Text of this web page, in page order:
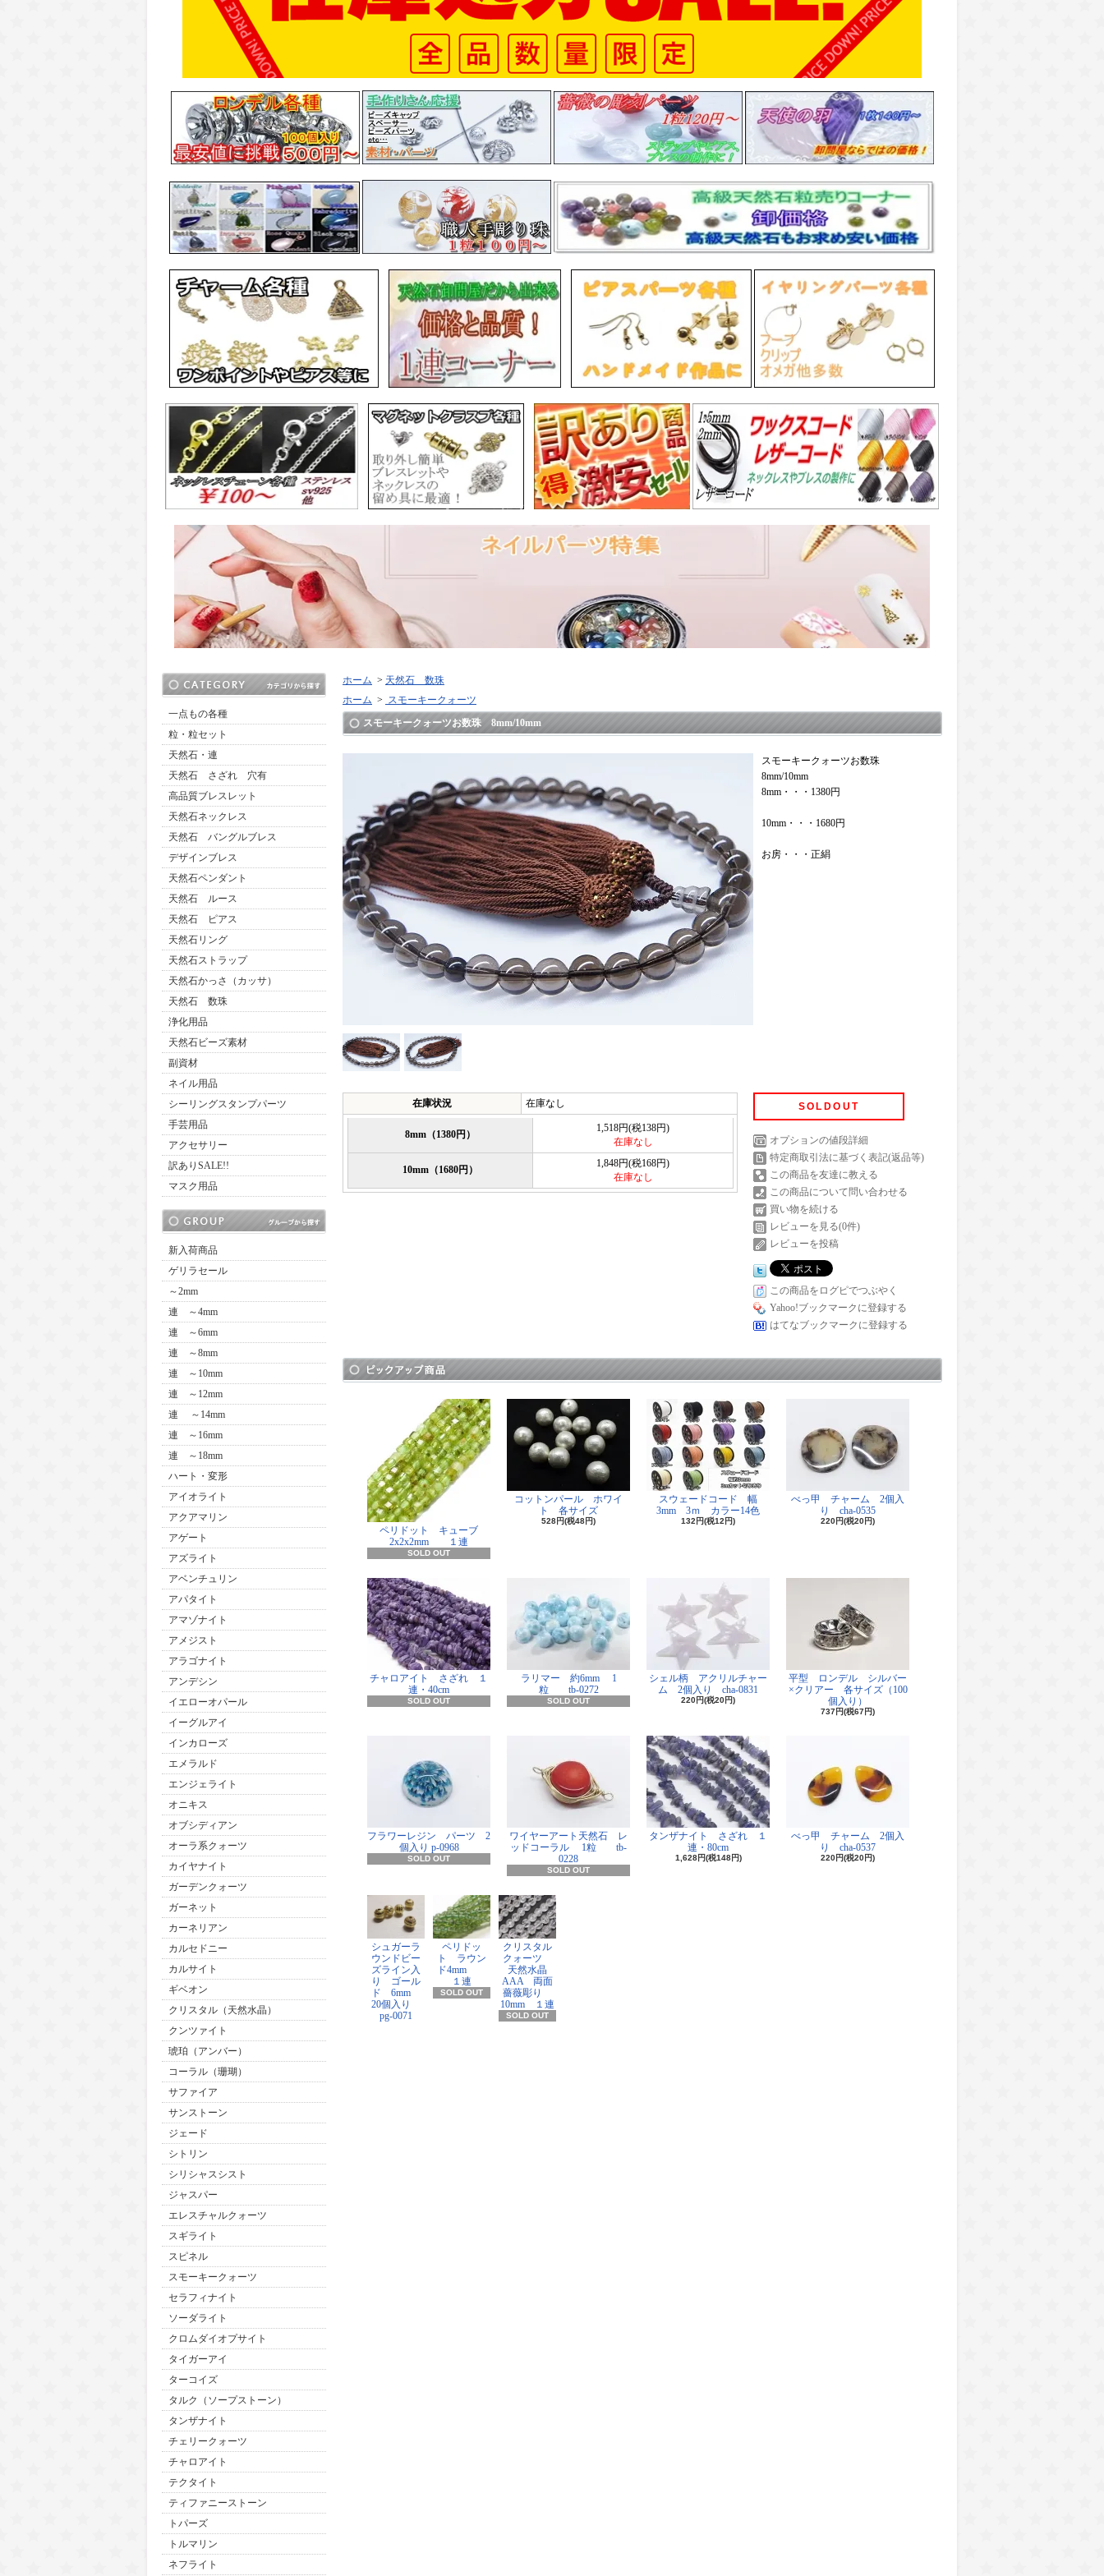
一点もの各種
粒・粒セット
天然石・連
天然石 さざれ 穴有
高品質ブレスレット
天然石ネックレス
天然石 バングルブレス
デザインブレス
天然石ペンダント
天然石 ルース
天然石 ピアス
天然石リング
天然石ストラップ
天然石かっさ（カッサ）
天然石 数珠
浄化用品
天然石ビーズ素材
副資材
ネイル用品
シーリングスタンプパーツ
手芸用品
アクセサリー
訳ありSALE!!
マスク用品
新入荷商品
ゲリラセール
～2mm
連 ～4mm
連 ～6mm
連 ～8mm
連 ～10mm
連 ～12mm
連 ～14mm
連 ～16mm
連 ～18mm
ハート・変形
アイオライト
アクアマリン
アゲート
アズライト
アベンチュリン
アパタイト
アマゾナイト
アメジスト
アラゴナイト
アンデシン
イエローオパール
イーグルアイ
インカローズ
エメラルド
エンジェライト
オニキス
オブシディアン
オーラ系クォーツ
カイヤナイト
ガーデンクォーツ
ガーネット
カーネリアン
カルセドニー
カルサイト
ギベオン
クリスタル（天然水晶）
クンツァイト
琥珀（アンバー）
コーラル（珊瑚）
サファイア
サンストーン
ジェード
シトリン
シリシャスシスト
ジャスパー
エレスチャルクォーツ
スギライト
スピネル
スモーキークォーツ
セラフィナイト
ソーダライト
クロムダイオプサイト
タイガーアイ
ターコイズ
タルク（ソープストーン）
タンザナイト
チェリークォーツ
チャロアイト
テクタイト
ティファニーストーン
トパーズ
トルマリン
ネフライト
ホーム > 天然石 数珠
ホーム > スモーキークォーツ
スモーキークォーツお数珠 8mm/10mm
スモーキークォーツお数珠
8mm/10mm
8mm・・・1380円
10mm・・・1680円
お房・・・正絹
在庫状況 在庫なし
8mm（1380円）
1,518円(税138円)
在庫なし
10mm（1680円）
1,848円(税168円)
在庫なし
SOLDOUT
オプションの値段詳細
特定商取引法に基づく表記(返品等)
この商品を友達に教える
この商品について問い合わせる
買い物を続ける
レビューを見る(0件)
レビューを投稿
この商品をログピでつぶやく
Yahoo!ブックマークに登録する
はてなブックマークに登録する
ペリドット キューブ
2x2x2mm １連
SOLD OUT
コットンパール ホワイ
ト 各サイズ
528円(税48円)
スウェードコード 幅
3mm 3ｍ カラー14色
132円(税12円)
べっ甲 チャーム 2個入
り cha-0535
220円(税20円)
チャロアイト さざれ １
連・40cm
SOLD OUT
ラリマー 約6mm 1
粒 tb-0272
SOLD OUT
シェル柄 アクリルチャー
ム 2個入り cha-0831
220円(税20円)
平型 ロンデル シルバー
×クリアー 各サイズ（100
個入り）
737円(税67円)
フラワーレジン パーツ 2
個入り p-0968
SOLD OUT
ワイヤーアート天然石 レ
ッドコーラル 1粒 tb-
0228
SOLD OUT
タンザナイト さざれ １
連・80cm
1,628円(税148円)
べっ甲 チャーム 2個入
り cha-0537
220円(税20円)
シュガーラ
ウンドビー
ズライン入
り ゴール
ド 6mm
20個入り
pg-0071
ペリドッ
ト ラウン
ド4mm
１連
SOLD OUT
クリスタル
クォーツ
天然水晶
AAA 両面
薔薇彫り
10mm １連
SOLD OUT